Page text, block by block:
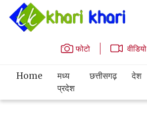
फोटो वीडियो
Home
मध्य
प्रदेश
छत्तीसगढ़ देश